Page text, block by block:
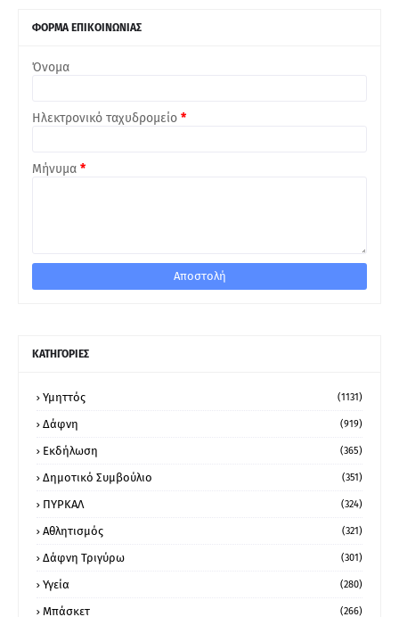
ΦΟΡΜΑ ΕΠΙΚΟΙΝΩΝΙΑΣ
Όνομα
Ηλεκτρονικό ταχυδρομείο *
Μήνυμα *
ΚΑΤΗΓΟΡΙΕΣ
Υμηττός (1131)
Δάφνη (919)
Εκδήλωση (365)
Δημοτικό Συμβούλιο (351)
ΠΥΡΚΑΛ (324)
Αθλητισμός (321)
Δάφνη Τριγύρω (301)
Υγεία (280)
Μπάσκετ (266)